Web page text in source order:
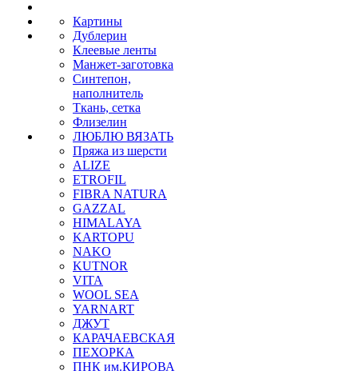
Картины
Дублерин
Клеевые ленты
Манжет-заготовка
Синтепон,
наполнитель
Ткань, сетка
Флизелин
ЛЮБЛЮ ВЯЗАТЬ
Пряжа из шерсти
ALIZE
ETROFIL
FIBRA NATURA
GAZZAL
HIMALAYA
KARTOPU
NAKO
KUTNOR
VITA
WOOL SEA
YARNART
ДЖУТ
КАРАЧАЕВСКАЯ
ПЕХОРКА
ПНК им.КИРОВА